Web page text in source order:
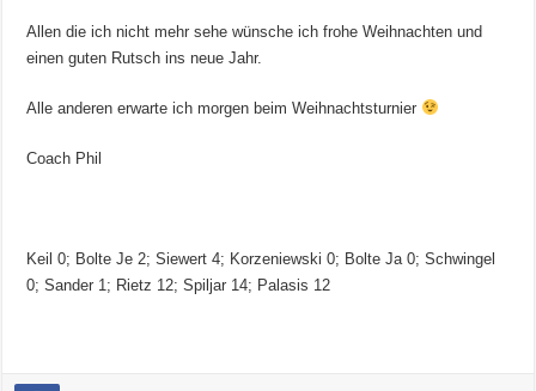
Allen die ich nicht mehr sehe wünsche ich frohe Weihnachten und
einen guten Rutsch ins neue Jahr.
Alle anderen erwarte ich morgen beim Weihnachtsturnier
Coach Phil
Keil 0; Bolte Je 2; Siewert 4; Korzeniewski 0; Bolte Ja 0; Schwingel
0; Sander 1; Rietz 12; Spiljar 14; Palasis 12